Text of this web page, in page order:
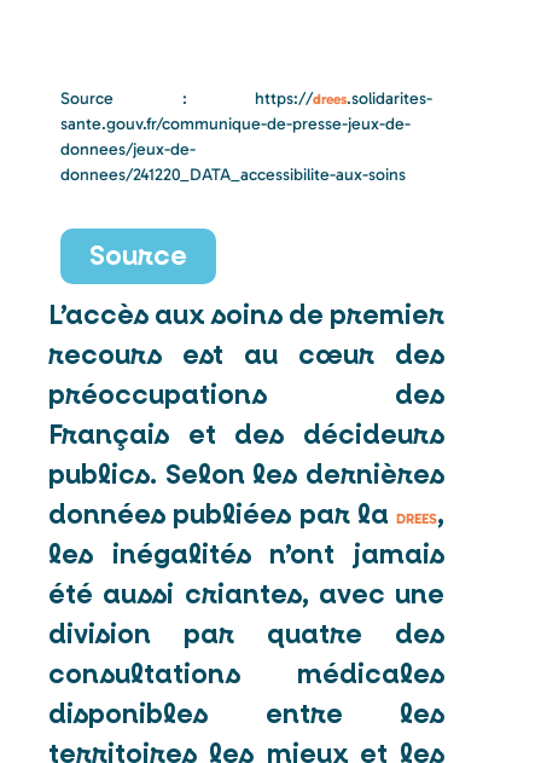
Source : https://drees.solidarites-
sante.gouv.fr/communique-de-presse-jeux-de-
donnees/jeux-de-
donnees/241220_DATA_accessibilite-aux-soins
Source
L’accès aux soins de premier
recours est au cœur des
préoccupations des
Français et des décideurs
publics. Selon les dernières
données publiées par la DREES,
les inégalités n’ont jamais
été aussi criantes, avec une
division par quatre des
consultations médicales
disponibles entre les
territoires les mieux et les